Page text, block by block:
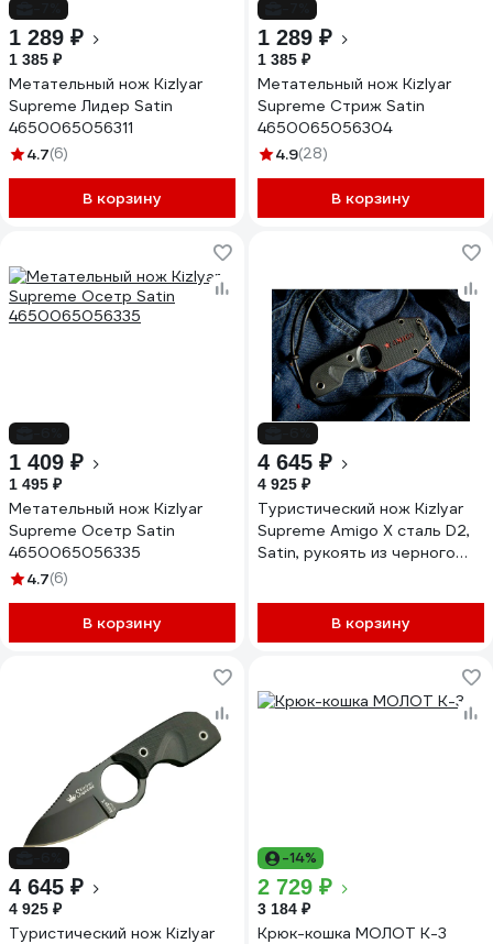
1 289 ₽
1 385 ₽
Метательный нож Kizlyar
Supreme Лидер Satin
4650065056311
4.7(6)
В корзину
1 289 ₽
1 385 ₽
Метательный нож Kizlyar
Supreme Стриж Satin
4650065056304
4.9(28)
В корзину
1 409 ₽
1 495 ₽
Метательный нож Kizlyar
Supreme Осетр Satin
4650065056335
4.7(6)
В корзину
4 645 ₽
4 925 ₽
Туристический нож Kizlyar
Supreme Amigo X сталь D2,
Satin, рукоять из черного
В корзину
4 645 ₽
4 925 ₽
Туристический нож Kizlyar
-14%
2 729 ₽
3 184 ₽
Крюк-кошка МОЛОТ К-3